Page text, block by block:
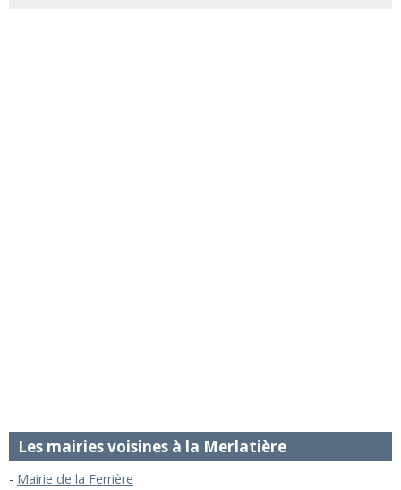
Les mairies voisines à la Merlatière
Mairie de la Ferrière